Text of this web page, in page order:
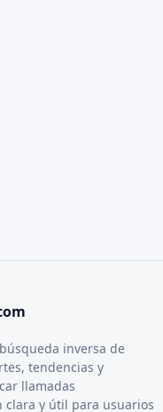
inversa de
tendencias y
llamadas
clara y útil para usuarios